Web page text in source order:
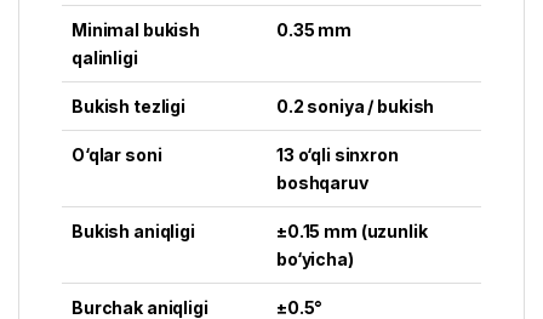
Minimal bukish
qalinligi
0.35 mm
Bukish tezligi 0.2 soniya / bukish
O‘qlar soni
13 o‘qli sinxron
boshqaruv
Bukish aniqligi
±0.15 mm (uzunlik
bo‘yicha)
Burchak aniqligi ±0.5°